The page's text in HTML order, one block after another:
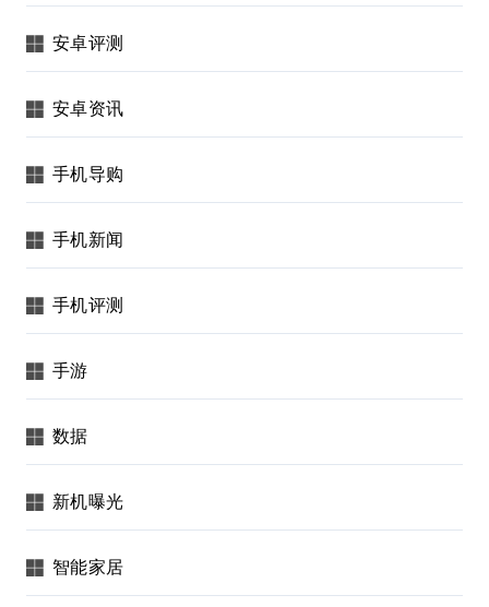
安卓评测
安卓资讯
手机导购
手机新闻
手机评测
手游
数据
新机曝光
智能家居